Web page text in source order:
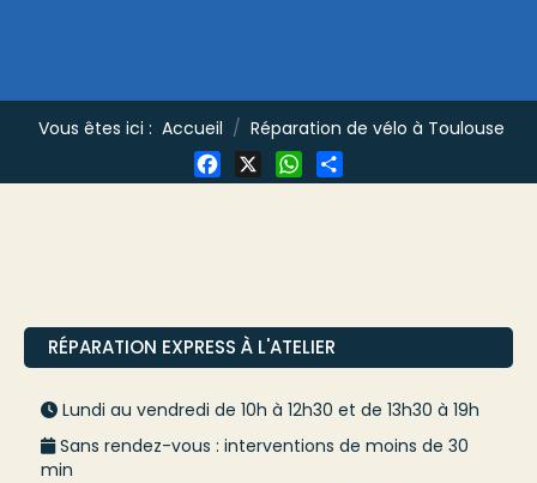
Vous êtes ici : Accueil Réparation de vélo à Toulouse
Facebook
X WhatsApp
Share
RÉPARATION EXPRESS À L'ATELIER
Lundi au vendredi de 10h à 12h30 et de 13h30 à 19h
Sans rendez-vous : interventions de moins de 30
min